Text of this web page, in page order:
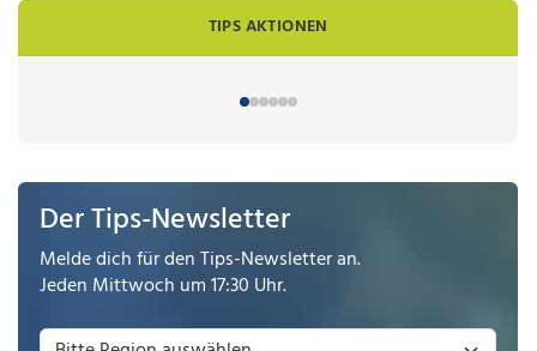
TIPS AKTIONEN
Der Tips-Newsletter
Melde dich für den Tips-Newsletter an.
Jeden Mittwoch um 17:30 Uhr.